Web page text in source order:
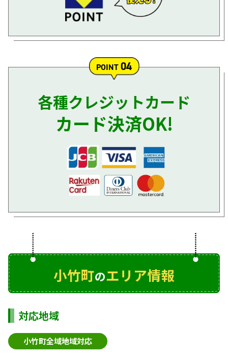
POINT04
各種クレジットカード
カード決済OK!
小竹町のエリア情報
対応地域
小竹町全域地域対応